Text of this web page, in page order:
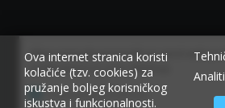
Allow www.ekvarner.info to send web
notifications to your desktop.
Powered by SendPulse
Ova internet stranica koristi
kolačiće (tzv. cookies) za
pružanje boljeg korisničkog
iskustva i funkcionalnosti.